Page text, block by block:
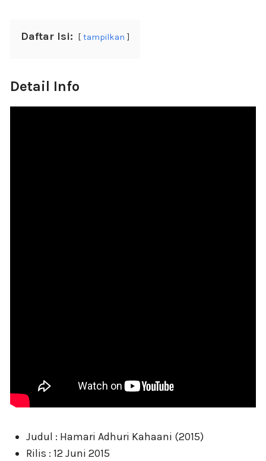
Daftar Isi: tampilkan
Detail Info
Judul : Hamari Adhuri Kahaani (2015)
Rilis : 12 Juni 2015